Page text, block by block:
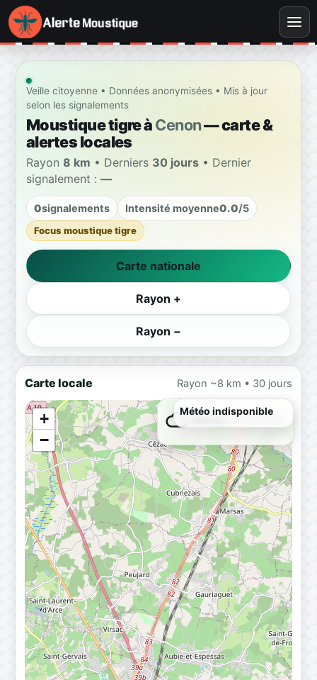
Veille citoyenne • Données anonymisées • Mis à jour
selon les signalements
Moustique tigre àCenon— carte &
alertes locales
Rayon 8 km • Derniers 30 jours • Dernier
signalement : —
0signalements Intensité moyenne0.0/5
Focus moustique tigre
Carte nationale
Rayon +
Rayon −
Carte locale Rayon ~8 km • 30 jours
+
−
Météo…Chargement